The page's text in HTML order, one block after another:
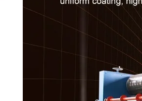
Máquina espalhadora de cola para
madeira compensada, rolos de placa de
qualidade muito dura e inquebrável,
1400/2720mm, fornecida com 2000kg